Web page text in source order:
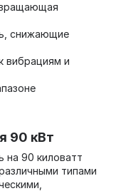
снижающие
вибрациям и
90 кВт
90 киловатт
типами